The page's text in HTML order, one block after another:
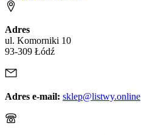
Adres
ul. Komorniki 10
93-309 Łódź
Adres e-mail: sklep@listwy.online